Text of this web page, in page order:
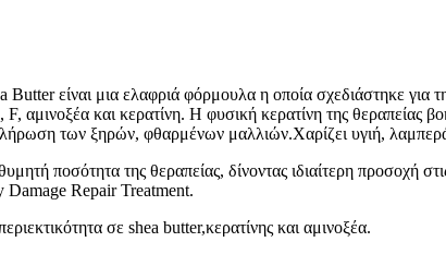
είναι μια ελαφριά φόρμουλα η οποία σχεδιάστηκε
F, αμινοξέα και κερατίνη. Η φυσική κερατίνη της
των ξηρών, φθαρμένων μαλλιών.Χαρίζει υγιή,
ποσότητα της θεραπείας, δίνοντας ιδιαίτερη προσοχή
Repair Treatment.
σε shea butter,κερατίνης και αμινοξέα.